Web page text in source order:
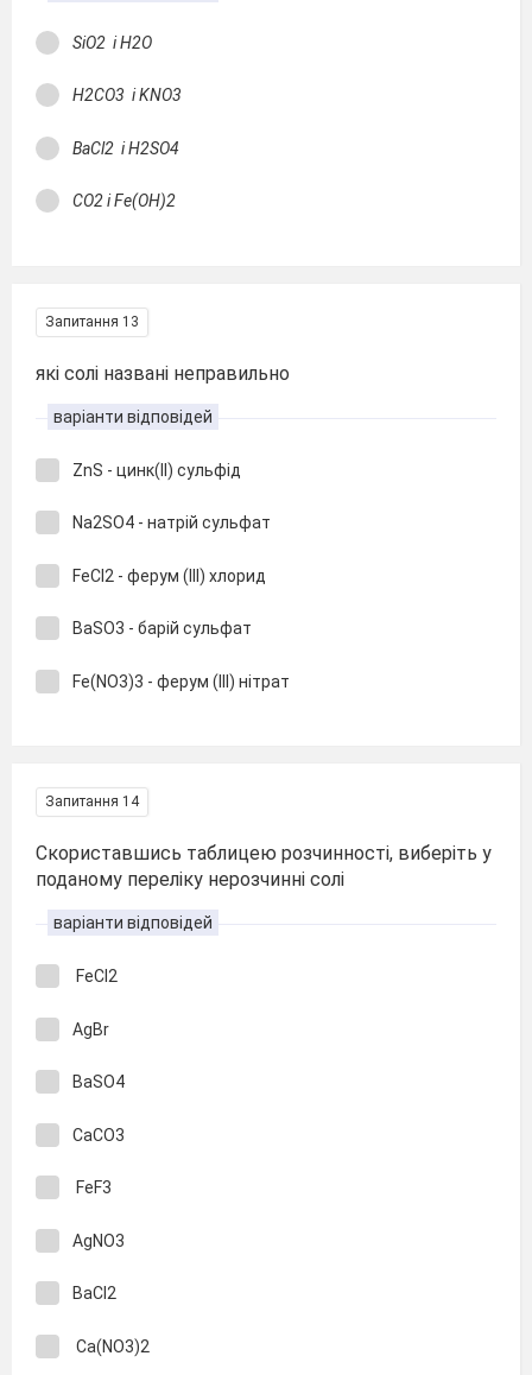
SiO2 і H2O
H2СO3 і KNO3
BaCl2 і H2SO4
CO2 і Fe(OH)2
Запитання 13
які солі названі неправильно
варіанти відповідей
ZnS - цинк(ІІ) сульфід
Na2SO4 - натрій сульфат
FeCl2 - ферум (ІІІ) хлорид
ВаSO3 - барій сульфат
Fe(NO3)3 - ферум (ІІІ) нітрат
Запитання 14
Скориставшись таблицею розчинності, виберіть у
поданому переліку нерозчинні солі
варіанти відповідей
FeCl2
AgBr
BaSO4
CaCO3
FeF3
AgNO3
BaCl2
Ca(NO3)2